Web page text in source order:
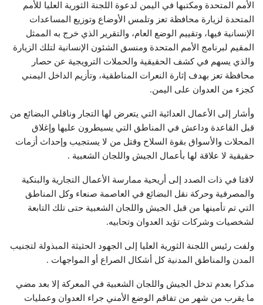
الأمم المتحدة ومكتبها في اليمن لدعوة اللجنة الثورية العليا للأمم
المتحدة لزيارة محافظة تعز وتلمس الأوضاع وتوزيع المساعدات
الإنسانية فيها، وتقييم الوضع العام، والتقرير الذي خرج به الممثل
المقيم لبرنامج الأمم المتحدة ومنسق الشئون الإنسانية لتلك الزيارة
والذي يسهم في كشف الحقيقية والحملات الترويجية عن حصار
محافظة تعز بهدف إثارة النعرات المناطقية، وتأزيم الداخل اليمني
كجزء من العدوان على اليمن.
وأشار إلى الأعمال العدائية التي يتعرض لها التجار وناقلي البضائع من
قبل القاعدة وداعش في المناطق التي يسيطرون عليها وإغلاق
المحلات والأسواق بقوة السلاح وقتل من لا يستجيب وإحداث أزمات
حقيقية لا علاقة لها بأعمال الجيش واللجان الشعبية .
لافتا في ذات الصدد إلى أريحية ممارسة الأعمال التجارية والبنكية
والمصرفية وحركة نقل البضائع في العاصمة صنعاء وكل المناطق
التي تم تأمينها من قبل الجيش واللجان الشعبية حتى تلك التابعة
لشخصيات وشركات تؤيد العدوان وتحابيه.
ولفت رئيس اللجنة الثورية العليا إلى الجهود الحثيثة المبذولة لتجنيب
المدن والمناطق المدنية كل أشكال الصراع أو المواجهات .
مذكرا بعدم تدخل الجيش واللجان الشعبية في المعركة إلا بعد مضي
ما يقرب من شهر من تفاقم الوضع الأمني جراء العدوان وعمليات